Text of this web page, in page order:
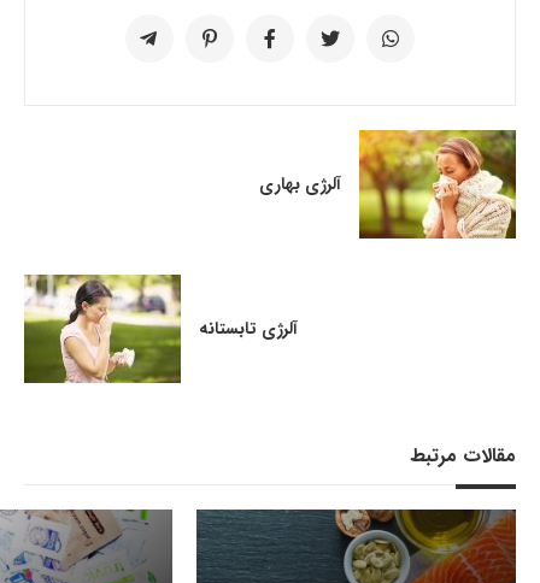
آلرژی بهاری
آلرژی تابستانه
مقالات مرتبط